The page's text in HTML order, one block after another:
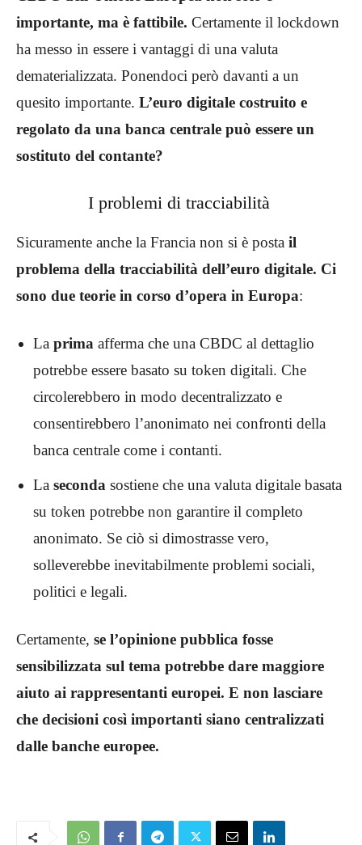
importante, ma è fattibile. Certamente il lockdown
ha messo in essere i vantaggi di una valuta
dematerializzata. Ponendoci però davanti a un
quesito importante. L’euro digitale costruito e
regolato da una banca centrale può essere un
sostituto del contante?
I problemi di tracciabilità
Sicuramente anche la Francia non si è posta il
problema della tracciabilità dell’euro digitale. Ci
sono due teorie in corso d’opera in Europa:
La prima afferma che una CBDC al dettaglio
potrebbe essere basato su token digitali. Che
circolerebbero in modo decentralizzato e
consentirebbero l’anonimato nei confronti della
banca centrale come i contanti.
La seconda sostiene che una valuta digitale basata
su token potrebbe non garantire il completo
anonimato. Se ciò si dimostrasse vero,
solleverebbe inevitabilmente problemi sociali,
politici e legali.
Certamente, se l’opinione pubblica fosse
sensibilizzata sul tema potrebbe dare maggiore
aiuto ai rappresentanti europei. E non lasciare
che decisioni così importanti siano centralizzati
dalle banche europee.